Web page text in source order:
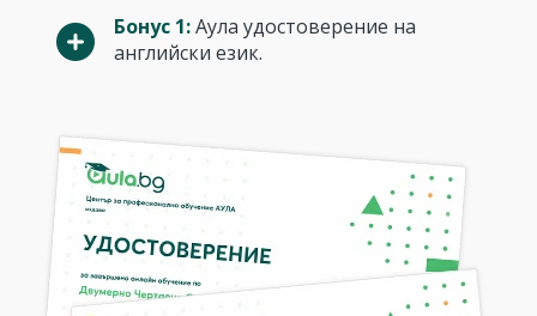
Бонус 1:Аула удостоверение на
английски език.